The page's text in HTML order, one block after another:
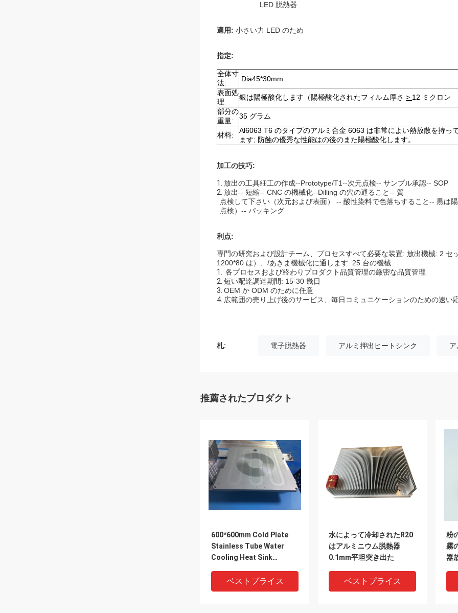
LED 脱熱器
適用: 小さい力 LED のため
指定:
全体寸
法:
Dia45*30mm
表面処
理:
銀は陽極酸化します（陽極酸化されたフィルム厚さ > 12 ミクロン
部分の
重量:
35 グラム
材料:
Al6063 T6 のタイプのアルミ合金 6063 は非常によい熱放散を持っ
ます; 防蝕の優秀な性能はの後のまた陽極酸化します。
加工の技巧:
1. 放出の工具細工の作成--Prototype/T1--次元点検-- サンプル承認-- SOP
2. 放出-- 短縮-- CNC の機械化--Dilling の穴の通ること-- 質
点検して下さい（次元および表面） -- 酸性染料で色落ちすること-- 黒は
点検）-- パッキング
利点:
専門の研究および設計チーム、プロセスすべて必要な装置: 放出機械: 2
1200*80 は）、/あきま機械化に通します: 25 台の機械
1. 各プロセスおよび終わりプロダクト品質管理の厳密な品質管理
2. 短い配達調達期間: 15-30 幾日
3. OEM か ODM のために任意
4. 広範囲の売り上げ後のサービス、毎日コミュニケーションのための速い
札: 電子脱熱器 アルミ押出ヒートシンク
推薦されたプロダクト
600*600mm Cold Plate
Stainless Tube Water
Cooling Heat Sink
ベストプライス
水によって冷却されたR20
はアルミニウム脱熱器
0.1mm平坦突き出た
ベストプライス
粉
霧
器